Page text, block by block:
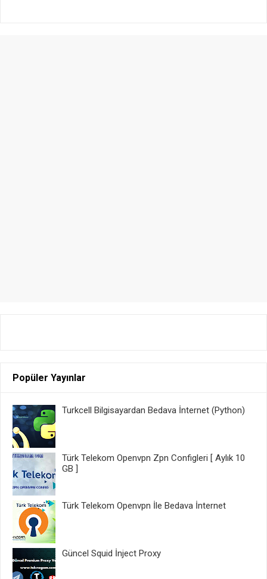
Popüler Yayınlar
Turkcell Bilgisayardan Bedava İnternet (Python)
Türk Telekom Openvpn Zpn Configleri [ Aylık 10
GB ]
Türk Telekom Openvpn İle Bedava İnternet
Güncel Squid İnject Proxy